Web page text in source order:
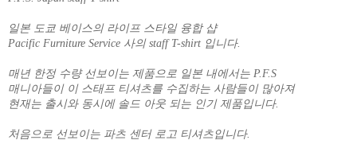
일본 도쿄 베이스의 라이프 스타일 융합 샵
Pacific Furniture Service 사의 staff T-shirt 입니다.
매년 한정 수량 선보이는 제품으로 일본 내에서는 P.F.S
매니아들이 이 스태프 티셔츠를 수집하는 사람들이 많아져
현재는 출시와 동시에 솔드 아웃 되는 인기 제품입니다.
처음으로 선보이는 파츠 센터 로고 티셔츠입니다.